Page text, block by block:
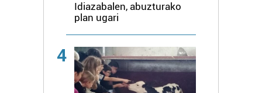
Idiazabalen, abuzturako
plan ugari
4